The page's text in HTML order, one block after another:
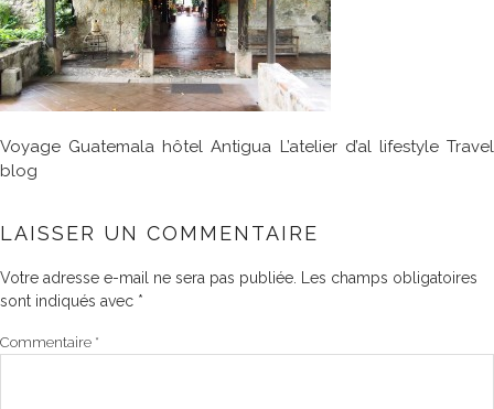
Voyage Guatemala hôtel Antigua L’atelier d’al lifestyle Travel
blog
LAISSER UN COMMENTAIRE
Votre adresse e-mail ne sera pas publiée.
Les champs obligatoires
sont indiqués avec *
Commentaire *